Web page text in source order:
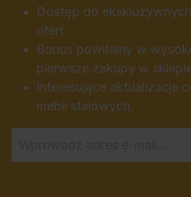
Dostęp do
ofert
Bonus powitalny w
pierwsze zakupy w
Interesujące aktualizacje
mebli stalowych.